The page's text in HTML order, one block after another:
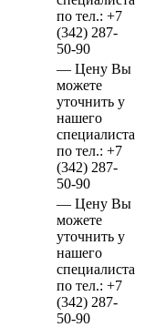
по тел.: +7
(342) 287-
50-90
— Цену Вы
можете
уточнить у
нашего
специалиста
по тел.: +7
(342) 287-
50-90
— Цену Вы
можете
уточнить у
нашего
специалиста
по тел.: +7
(342) 287-
50-90